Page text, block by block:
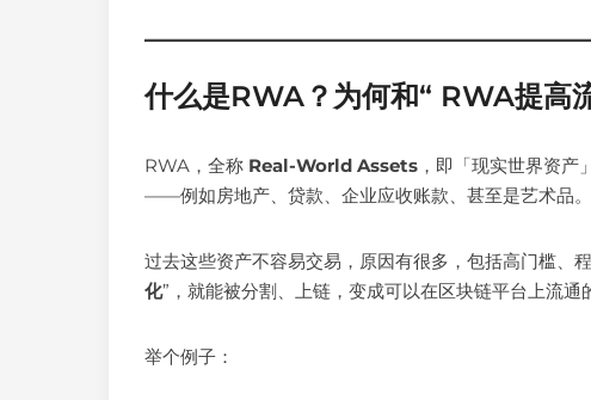
什么是RWA？为何和“ RWA提高
RWA，全称 Real-World Assets，即「现实世界资产
——例如房地产、贷款、企业应收账款、甚至是艺术品。
过去这些资产不容易交易，原因有很多，包括高门槛、
化”，就能被分割、上链，变成可以在区块链平台上流通
举个例子：